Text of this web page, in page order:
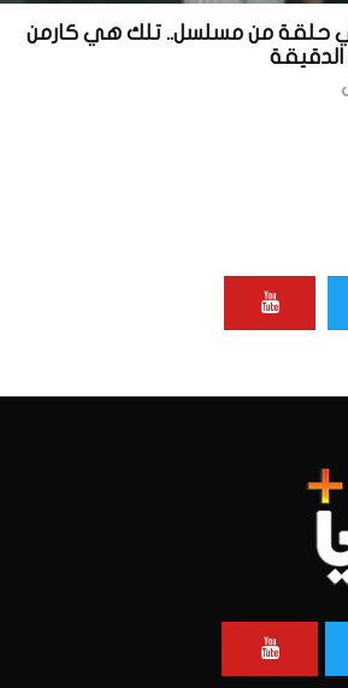
في حلقة من مسلسل.. تلك هي كارمن